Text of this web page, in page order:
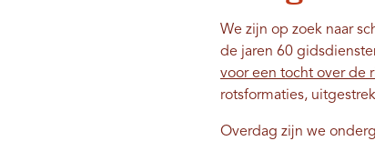
We zijn op zoek naar
de jaren 60
voor een tocht over de
rotsformaties,
Overdag zijn we